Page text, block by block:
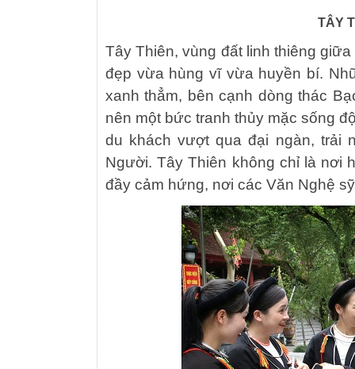
TÂY
Tây Thiên, vùng đất linh thiêng
đẹp vừa hùng vĩ vừa huyền bí.
xanh thẳm, bên cạnh dòng thác
nên một bức tranh thủy mặc sống
du khách vượt qua đại ngàn, trải
Người. Tây Thiên không chỉ là nơi
đầy cảm hứng, nơi các Văn Nghệ